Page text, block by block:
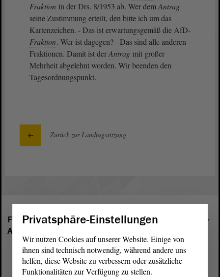
Fraktion in der Drs. 8/1953 ab. Wer demAntrag
seine Zustimmung erteilt, den bitte ich um das
Kartenzeichen. - Das ist erwartungsgemäß die AfD-
Fraktion. Wer ist dagegen? - Das sind alle anderen
Fraktionen. Damit ist derAntrag mit großer
Mehrheit abgelehnt worden. Wir beenden den
Tagesordnungspunkt.
Zurück zur Landtagssitzung
Folgende Fraktionen sind im Landtag von Sachsen-
Anhalt vertreten:
Privatsphäre-Einstellungen
Wir nutzen Cookies auf unserer Website. Einige von
ihnen sind technisch notwendig, während andere uns
helfen, diese Website zu verbessern oder zusätzliche
Funktionalitäten zur Verfügung zu stellen.